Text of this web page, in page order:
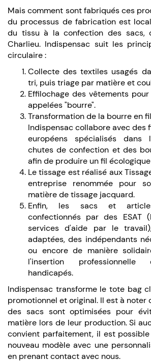
Mais comment sont fabriqués ces
du processus de fabrication est
du tissu à la confection des sacs,
Charlieu. Indispensac suit les
circulaire :
Collecte des textiles usagés
tri, puis triage par matière et
Effilochage des vêtements
appelées "bourre".
Transformation de la bourre en
Indispensac collabore avec des
européens spécialisés dans
chutes de confection et des
afin de produire un fil
Le tissage est réalisé aux
entreprise renommée pour
matière de tissage jacquard.
Enfin, les sacs et
confectionnés par des ESAT
services d'aide par le
adaptées, des indépendants
ou encore de manière
l'insertion professionnelle
handicapés.
Indispensac transforme le tote bag
promotionnel et original. Il est à noter
des sacs sont optimisées pour
matière lors de leur production. Si
convient parfaitement, il est
nouveau modèle avec une
en prenant contact avec nous.